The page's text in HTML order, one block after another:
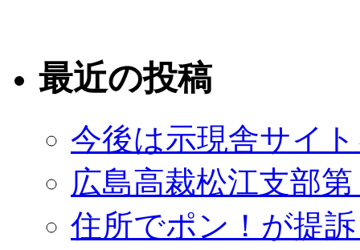
最近の投稿
今後は示現舎サイ
広島高裁松江支部
住所でポン！が提